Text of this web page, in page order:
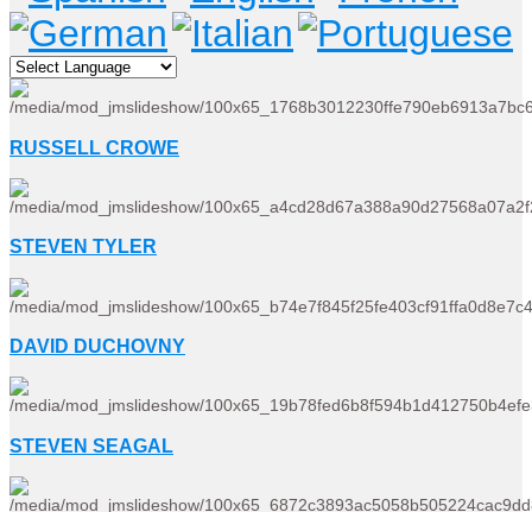
RUSSELL CROWE
STEVEN TYLER
DAVID DUCHOVNY
STEVEN SEAGAL